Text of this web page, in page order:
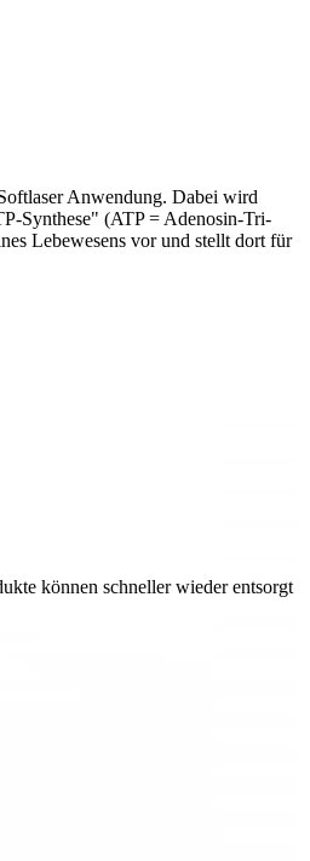
Anwendung. Dabei wird
Synthese" (ATP = Adenosin-Tri-
Lebewesens vor und stellt dort für
können schneller wieder entsorgt